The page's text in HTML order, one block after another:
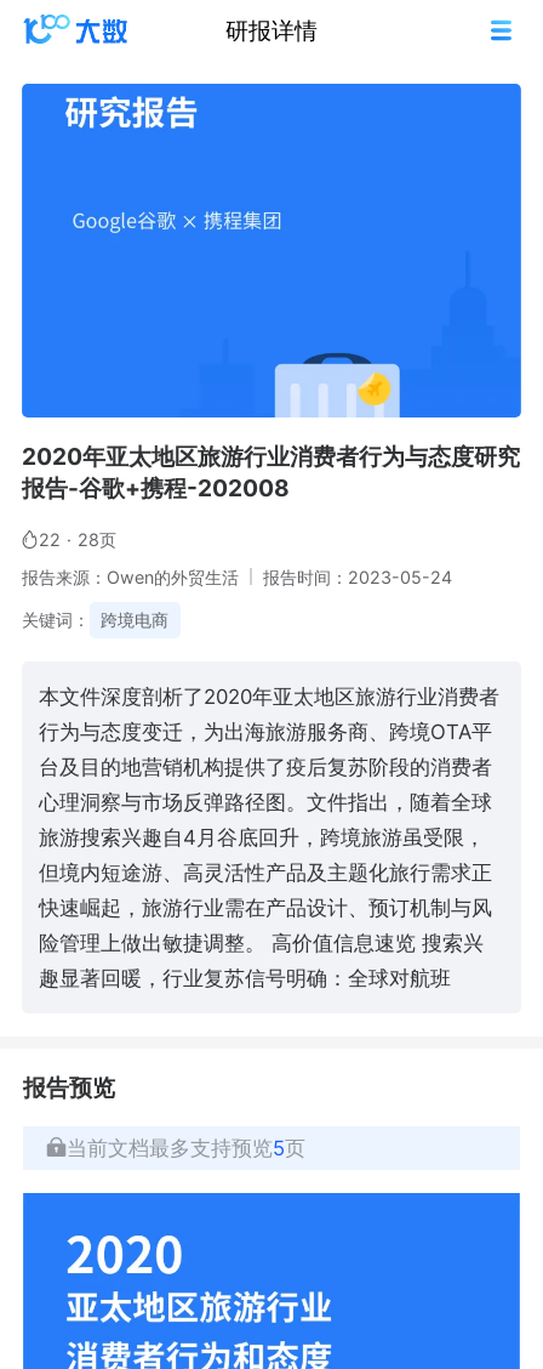
研报详情
2020年亚太地区旅游行业消费者行为与态度研究
报告-谷歌+携程-202008
22 · 28页
报告来源：Owen的外贸生活
报告时间：2023-05-24
关键词： 跨境电商
本文件深度剖析了2020年亚太地区旅游行业消费者
行为与态度变迁，为出海旅游服务商、跨境OTA平
台及目的地营销机构提供了疫后复苏阶段的消费者
心理洞察与市场反弹路径图。文件指出，随着全球
旅游搜索兴趣自4月谷底回升，跨境旅游虽受限，
但境内短途游、高灵活性产品及主题化旅行需求正
快速崛起，旅游行业需在产品设计、预订机制与风
险管理上做出敏捷调整。 高价值信息速览 搜索兴
趣显著回暖，行业复苏信号明确：全球对航班
报告预览
当前文档最多支持预览5页